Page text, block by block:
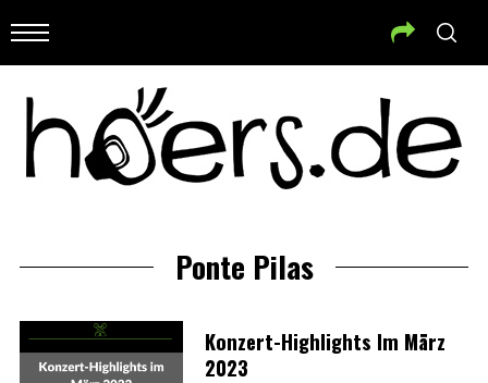
Ponte Pilas
Konzert-Highlights Im März
2023